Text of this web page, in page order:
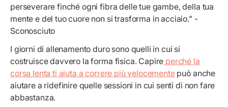
perseverare finché ogni fibra delle tue gambe, della tua
mente e del tuo cuore non si trasforma in acciaio." -
Sconosciuto
I giorni di allenamento duro sono quelli in cui si
costruisce davvero la forma fisica. Capire perché la
corsa lenta ti aiuta a correre più velocementepuò anche
aiutare a ridefinire quelle sessioni in cui senti di non fare
abbastanza.